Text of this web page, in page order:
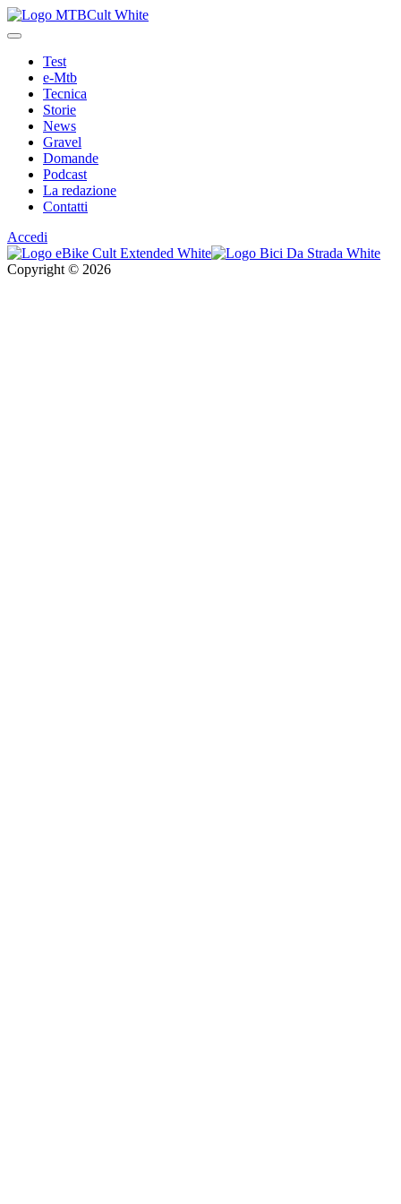
Test
e-Mtb
Tecnica
Storie
News
Gravel
Domande
Podcast
La redazione
Contatti
Accedi
Copyright © 2026